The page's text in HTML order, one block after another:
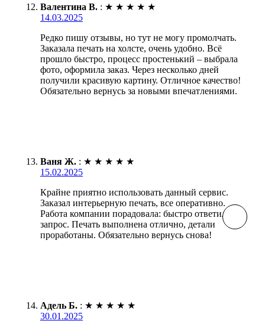
Валентина В. : ★ ★ ★ ★ ★
14.03.2025
Редко пишу отзывы, но тут не могу промолчать.
Заказала печать на холсте, очень удобно. Всё
прошло быстро, процесс простенький – выбрала
фото, оформила заказ. Через несколько дней
получили красивую картину. Отличное качество!
Обязательно вернусь за новыми впечатлениями.
Ваня Ж. : ★ ★ ★ ★ ★
15.02.2025
Крайне приятно использовать данный сервис.
Заказал интерьерную печать, все оперативно.
Работа компании порадовала: быстро ответили на
запрос. Печать выполнена отлично, детали
проработаны. Обязательно вернусь снова!
Адель Б. : ★ ★ ★ ★ ★
30.01.2025